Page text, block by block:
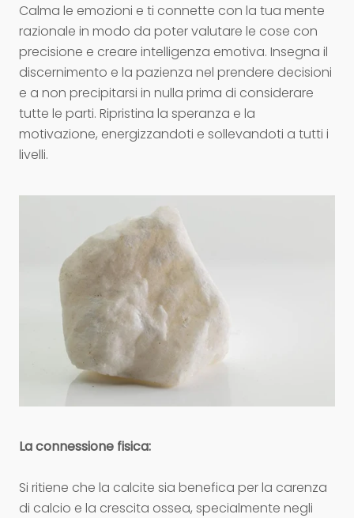
Calma le emozioni e ti connette con la tua mente
razionale in modo da poter valutare le cose con
precisione e creare intelligenza emotiva. Insegna il
discernimento e la pazienza nel prendere decisioni
e a non precipitarsi in nulla prima di considerare
tutte le parti. Ripristina la speranza e la
motivazione, energizzandoti e sollevandoti a tutti i
livelli.
La connessione fisica:
Si ritiene che la calcite sia benefica per la carenza
di calcio e la crescita ossea, specialmente negli